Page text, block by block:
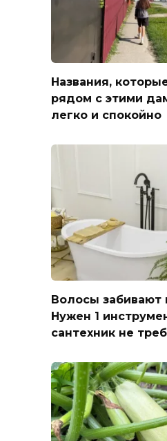
Названия,
рядом с этими
легко и спокойно
Волосы забивают
Нужен 1
сантехник не